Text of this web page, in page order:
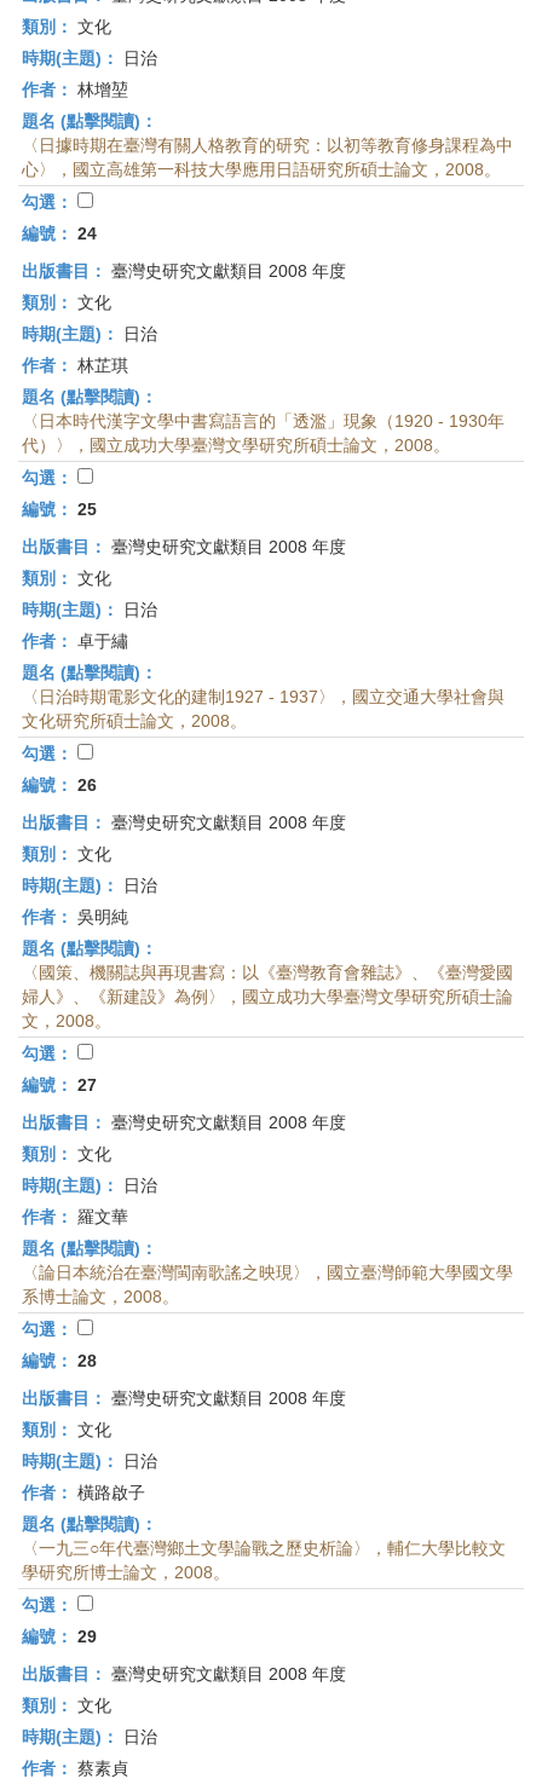
類別： 文化
時期(主題)：
日治
作者： 林增堃
題名 (點擊閱讀)：
〈日據時期在臺灣有關人格教育的研究：以初等教育修身課程為中
心〉，國立高雄第一科技大學應用日語研究所碩士論文，2008。
勾選：
編號： 24
出版書目： 臺灣史研究文獻類目 2008 年度
類別： 文化
時期(主題)：
日治
作者： 林芷琪
題名 (點擊閱讀)：
〈日本時代漢字文學中書寫語言的「透濫」現象（1920 - 1930年
代）〉，國立成功大學臺灣文學研究所碩士論文，2008。
勾選：
編號： 25
出版書目： 臺灣史研究文獻類目 2008 年度
類別： 文化
時期(主題)：
日治
作者： 卓于繡
題名 (點擊閱讀)：
〈日治時期電影文化的建制1927 - 1937〉，國立交通大學社會與
文化研究所碩士論文，2008。
勾選：
編號： 26
出版書目： 臺灣史研究文獻類目 2008 年度
類別： 文化
時期(主題)：
日治
作者： 吳明純
題名 (點擊閱讀)：
〈國策、機關誌與再現書寫：以《臺灣教育會雜誌》、《臺灣愛國
婦人》、《新建設》為例〉，國立成功大學臺灣文學研究所碩士論
文，2008。
勾選：
編號： 27
出版書目： 臺灣史研究文獻類目 2008 年度
類別： 文化
時期(主題)：
日治
作者： 羅文華
題名 (點擊閱讀)：
〈論日本統治在臺灣閩南歌謠之映現〉，國立臺灣師範大學國文學
系博士論文，2008。
勾選：
編號： 28
出版書目： 臺灣史研究文獻類目 2008 年度
類別： 文化
時期(主題)：
日治
作者： 橫路啟子
題名 (點擊閱讀)：
〈一九三○年代臺灣鄉土文學論戰之歷史析論〉，輔仁大學比較文
學研究所博士論文，2008。
勾選：
編號： 29
出版書目： 臺灣史研究文獻類目 2008 年度
類別： 文化
時期(主題)：
日治
作者： 蔡素貞